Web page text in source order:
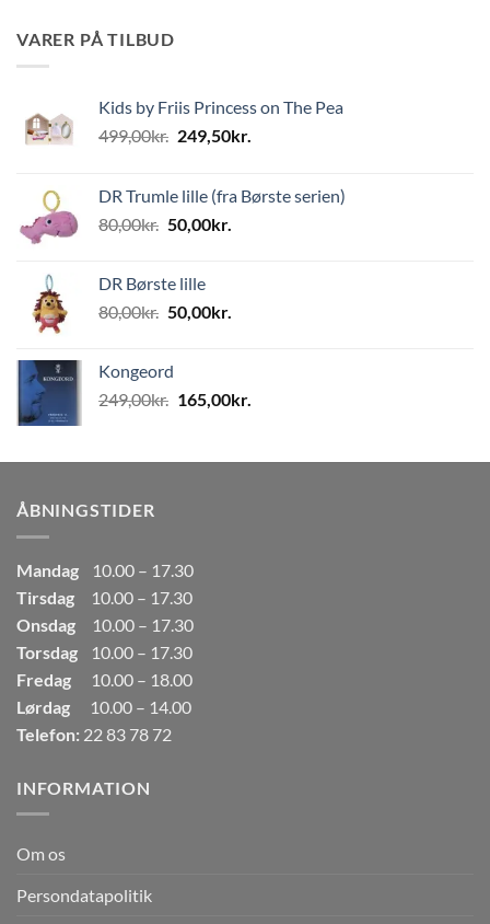
VARER PÅ TILBUD
Kids by Friis Princess on The Pea
499,00kr. Den
var:
499,00kr..
249,50kr.
er:
DR Trumle lille (fra Børste serien)
80,00kr. Den
var:
80,00kr..
50,00kr.
50,00kr..
DR Børste lille
80,00kr. Den
var:
80,00kr..
50,00kr.
50,00kr..
Kongeord
249,00kr. Den
var:
165,00kr.
er:
ÅBNINGSTIDER
Mandag
10.00 – 17.30
Tirsdag
10.00 – 17.30
Onsdag
10.00 – 17.30
Torsdag
10.00 – 17.30
Fredag
10.00 – 18.00
Lørdag
10.00 – 14.00
Telefon: 22 83 78 72
INFORMATION
Om os
Persondatapolitik